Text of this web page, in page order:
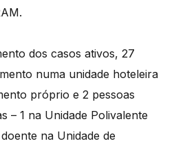
dos casos ativos, 27
numa unidade hoteleira
próprio e 2 pessoas
– 1 na Unidade Polivalente
na Unidade de